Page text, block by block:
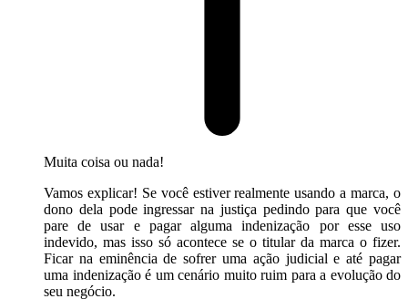
Muita coisa ou nada!
Vamos explicar! Se você estiver realmente usando a marca, o
dono dela pode ingressar na justiça pedindo para que você
pare de usar e pagar alguma indenização por esse uso
indevido, mas isso só acontece se o titular da marca o fizer.
Ficar na eminência de sofrer uma ação judicial e até pagar
uma indenização é um cenário muito ruim para a evolução do
seu negócio.